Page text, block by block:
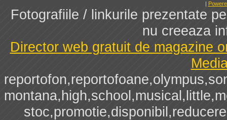
|
Fotografiile / linkurile prezentate
nu creeaza
Director web gratuit de magazine